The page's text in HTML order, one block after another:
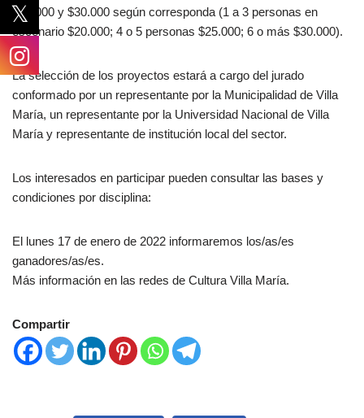
$20.000 y $30.000 según corresponda (1 a 3 personas en
escenario $20.000; 4 o 5 personas $25.000; 6 o más $30.000).
La selección de los proyectos estará a cargo del jurado
conformado por un representante por la Municipalidad de Villa
María, un representante por la Universidad Nacional de Villa
María y representante de institución local del sector.
Los interesados en participar pueden consultar las bases y
condiciones por disciplina:
El lunes 17 de enero de 2022 informaremos los/as/es
ganadores/as/es.
Más información en las redes de Cultura Villa María.
Compartir